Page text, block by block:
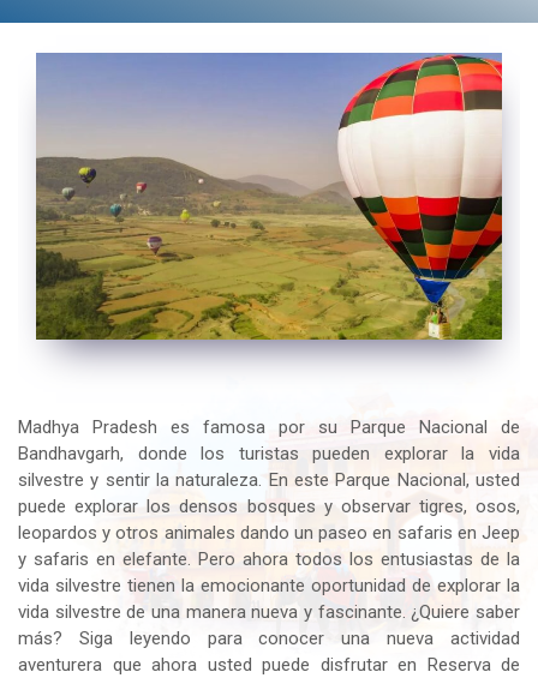
Madhya Pradesh es famosa por su Parque Nacional de
Bandhavgarh, donde los turistas pueden explorar la vida
silvestre y sentir la naturaleza. En este Parque Nacional, usted
puede explorar los densos bosques y observar tigres, osos,
leopardos y otros animales dando un paseo en safaris en Jeep
y safaris en elefante. Pero ahora todos los entusiastas de la
vida silvestre tienen la emocionante oportunidad de explorar la
vida silvestre de una manera nueva y fascinante. ¿Quiere saber
más? Siga leyendo para conocer una nueva actividad
aventurera que ahora usted puede disfrutar en Reserva de